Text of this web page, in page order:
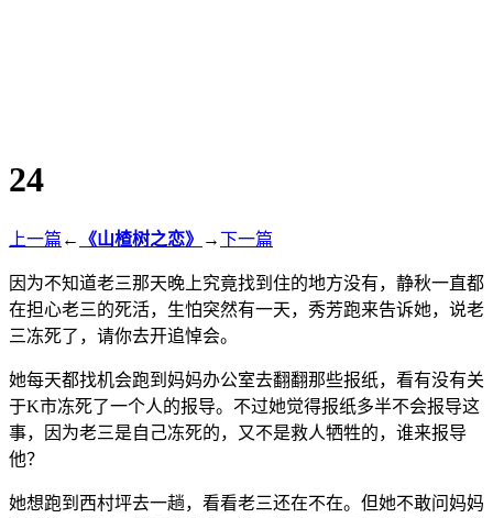
24
上一篇 ← 《山楂树之恋》 →下一篇
因为不知道老三那天晚上究竟找到住的地方没有，静秋一直都
在担心老三的死活，生怕突然有一天，秀芳跑来告诉她，说老
三冻死了，请你去开追悼会。
她每天都找机会跑到妈妈办公室去翻翻那些报纸，看有没有关
于K市冻死了一个人的报导。不过她觉得报纸多半不会报导这
事，因为老三是自己冻死的，又不是救人牺牲的，谁来报导
他？
她想跑到西村坪去一趟，看看老三还在不在。但她不敢问妈妈